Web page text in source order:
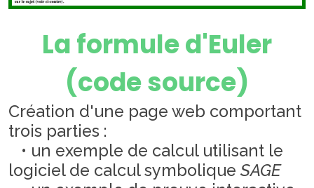
La formule d'Euler
(code source)
Création d'une page web comportant
trois parties :
• un exemple de calcul utilisant le
logiciel de calcul symbolique SAGE